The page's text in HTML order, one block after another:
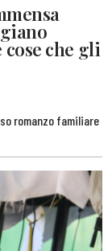
che gli
romanzo familiare